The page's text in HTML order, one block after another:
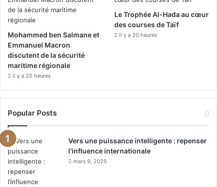
Mohammed ben Salmane et
Emmanuel Macron
discutent de la sécurité
maritime régionale
il y a 20 heures
Le Trophée Al-Hada au cœur
des courses de Taïf
il y a 20 heures
Popular Posts
Vers une puissance intelligente : repenser
l’influence internationale
mars 9, 2025